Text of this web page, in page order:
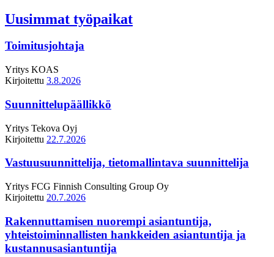
Uusimmat työpaikat
Toimitusjohtaja
Yritys KOAS
Kirjoitettu 3.8.2026
Suunnittelupäällikkö
Yritys Tekova Oyj
Kirjoitettu 22.7.2026
Vastuusuunnittelija, tietomallintava suunnittelija
Yritys FCG Finnish Consulting Group Oy
Kirjoitettu 20.7.2026
Rakennuttamisen nuorempi asiantuntija,
yhteistoiminnallisten hankkeiden asiantuntija ja
kustannusasiantuntija